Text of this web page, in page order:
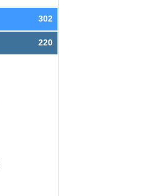
302
220